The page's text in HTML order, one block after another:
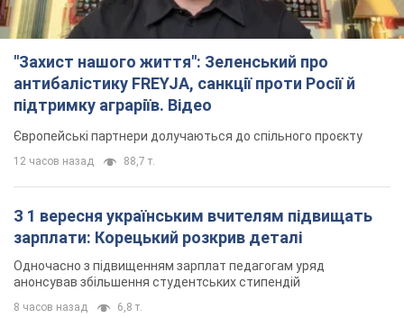
"Захист нашого життя": Зеленський про
антибалістику FREYJA, санкції проти Росії й
підтримку аграріїв. Відео
Європейські партнери долучаються до спільного проєкту
12 часов назад 88,7 т.
З 1 вересня українським вчителям підвищать
зарплати: Корецький розкрив деталі
Одночасно з підвищенням зарплат педагогам уряд
анонсував збільшення студентських стипендій
8 часов назад 6,8 т.